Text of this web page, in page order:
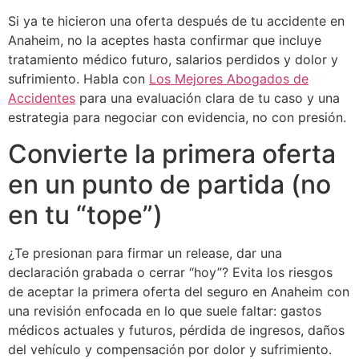
Si ya te hicieron una oferta después de tu accidente en
Anaheim, no la aceptes hasta confirmar que incluye
tratamiento médico futuro, salarios perdidos y dolor y
sufrimiento. Habla con Los Mejores Abogados de
Accidentes para una evaluación clara de tu caso y una
estrategia para negociar con evidencia, no con presión.
Convierte la primera oferta
en un punto de partida (no
en tu “tope”)
¿Te presionan para firmar un release, dar una
declaración grabada o cerrar “hoy”? Evita los riesgos
de aceptar la primera oferta del seguro en Anaheim con
una revisión enfocada en lo que suele faltar: gastos
médicos actuales y futuros, pérdida de ingresos, daños
del vehículo y compensación por dolor y sufrimiento.